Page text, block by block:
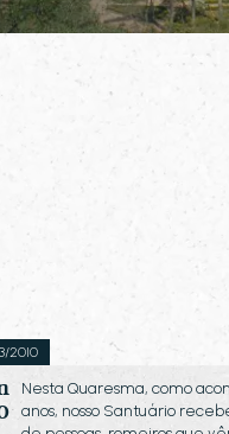
2010
Nesta Quaresma, como
anos, nosso Santuário